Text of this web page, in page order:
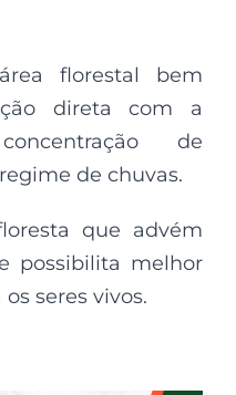
florestal bem
direta com a
de
de chuvas.
que advém
possibilita melhor
seres vivos.